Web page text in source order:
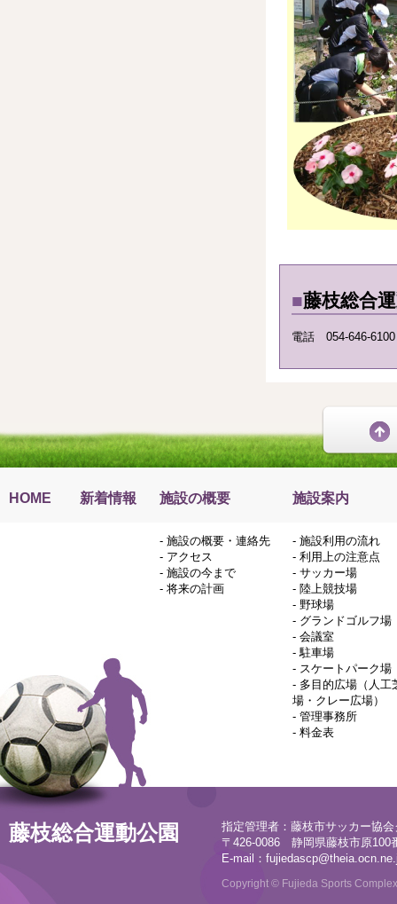
■藤枝総合
電話 054-646-
HOME 新着情報 施設の概要 施設案内
- 施設の概要・連絡先
- アクセス
- 施設の今まで
- 将来の計画
- 施設利用の流れ
- 利用上の注意点
- サッカー場
- 陸上競技場
- 野球場
- グランドゴルフ場
- 会議室
-駐車場
- スケートパーク場
- 多目的広場（人工
場・クレー広場）
- 管理事務所
- 料金表
藤枝総合運動公園
指定管理者：藤枝市サッカー協
〒426-0086 静岡県藤枝市原100
E-mail：
Copyright © Fujieda Sports